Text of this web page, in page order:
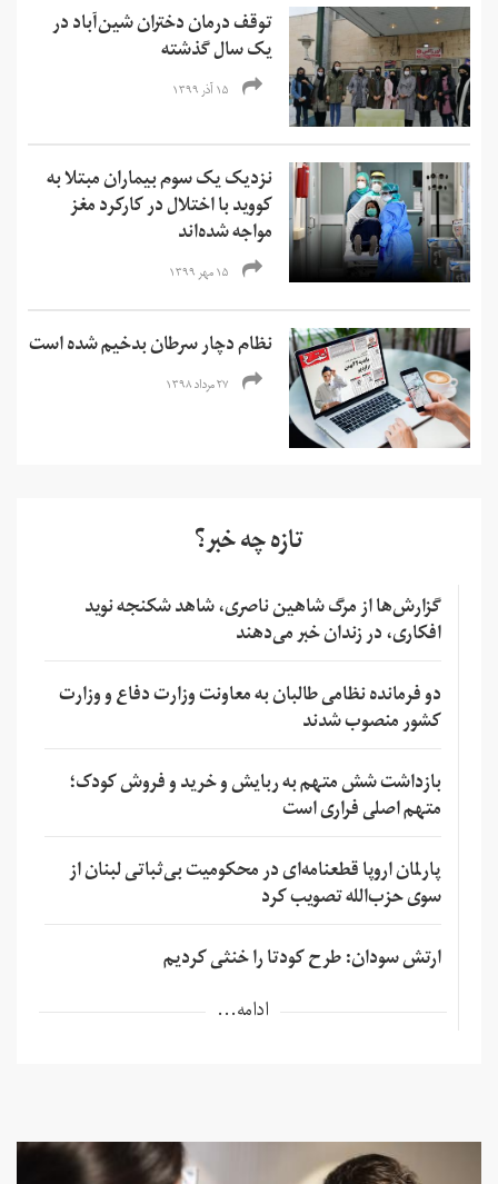
توقف درمان دختران شین‌آباد در
یک سال گذشته
۱۵ آذر ۱۳۹۹
نزدیک یک سوم بیماران مبتلا به
کووید با اختلال در کارکرد مغز
مواجه شده‌اند
۱۵ مهر ۱۳۹۹
نظام دچار سرطان بدخیم شده است
۲۷ مرداد ۱۳۹۸
تازه چه خبر؟
گزارش‌ها از مرگ شاهین ناصری، شاهد شکنجه نوید
افکاری، در زندان خبر می‌دهند
دو فرمانده نظامی طالبان به معاونت وزارت دفاع و وزارت
کشور منصوب شدند
بازداشت شش متهم به ربایش و خرید و فروش کودک؛
متهم اصلی فراری است
پارلمان اروپا قطعنامه‌ای در محکومیت بی‌ثباتی لبنان از
سوی حزب‌الله تصویب کرد
ارتش سودان: طرح کودتا را خنثی کردیم
ادامه...